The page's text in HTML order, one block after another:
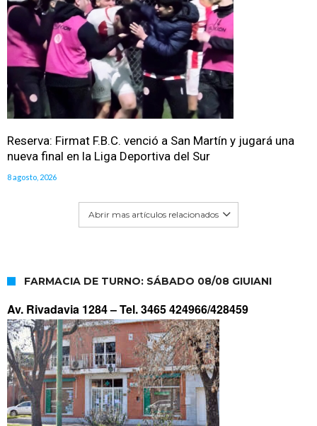
Reserva: Firmat F.B.C. venció a San Martín y jugará una
nueva final en la Liga Deportiva del Sur
8 agosto, 2026
Abrir mas artículos relacionados
FARMACIA DE TURNO: SÁBADO 08/08 GIUIANI
Av. Rivadavia 1284 –Tel. 3465 424966/428459